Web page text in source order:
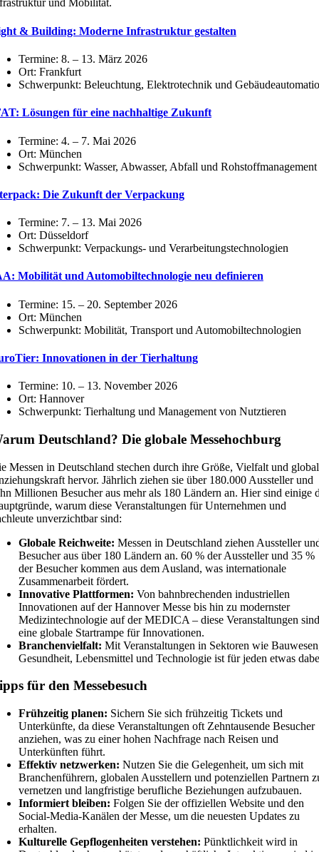
und Mobilität.
& Building: Moderne Infrastruktur gestalten
Termine: 8. – 13. März 2026
Ort: Frankfurt
Schwerpunkt: Beleuchtung, Elektrotechnik und
Lösungen für eine nachhaltige Zukunft
Termine: 4. – 7. Mai 2026
Ort: München
Schwerpunkt: Wasser, Abwasser, Abfall und Rohstoffmanagement
Die Zukunft der Verpackung
Termine: 7. – 13. Mai 2026
Ort: Düsseldorf
Schwerpunkt: Verpackungs- und Verarbeitungstechnologien
Mobilität und Automobiltechnologie neu definieren
Termine: 15. – 20. September 2026
Ort: München
Schwerpunkt: Mobilität, Transport und Automobiltechnologien
Innovationen in der Tierhaltung
Termine: 10. – 13. November 2026
Ort: Hannover
Schwerpunkt: Tierhaltung und Management von Nutztieren
Deutschland? Die globale Messehochburg
Messen in Deutschland stechen durch ihre Größe, Vielfalt und
hervor. Jährlich ziehen sie über 180.000 Aussteller und
Millionen Besucher aus mehr als 180 Ländern an. Hier sind einige
warum diese Veranstaltungen für Unternehmen und
unverzichtbar sind:
Globale Reichweite: Messen in Deutschland ziehen Aussteller
Besucher aus über 180 Ländern an. 60 % der Aussteller und 35 %
der Besucher kommen aus dem Ausland, was internationale
Zusammenarbeit fördert.
Innovative Plattformen: Von bahnbrechenden industriellen
Innovationen auf der Hannover Messe bis hin zu modernster
Medizintechnologie auf der MEDICA – diese Veranstaltungen sind
eine globale Startrampe für Innovationen.
Branchenvielfalt: Mit Veranstaltungen in Sektoren wie
Gesundheit, Lebensmittel und Technologie ist für jeden etwas
für den Messebesuch
Frühzeitig planen: Sichern Sie sich frühzeitig Tickets und
Unterkünfte, da diese Veranstaltungen oft Zehntausende Besucher
anziehen, was zu einer hohen Nachfrage nach Reisen und
Unterkünften führt.
Effektiv netzwerken: Nutzen Sie die Gelegenheit, um sich mit
Branchenführern, globalen Ausstellern und potenziellen Partnern
vernetzen und langfristige berufliche Beziehungen aufzubauen.
Informiert bleiben: Folgen Sie der offiziellen Website und den
Social-Media-Kanälen der Messe, um die neuesten Updates zu
erhalten.
Kulturelle Gepflogenheiten verstehen: Pünktlichkeit wird in